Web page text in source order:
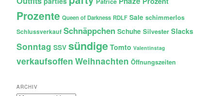
Prozente Queen of Darkness RDLF Sale schimmerlos
Schlussverkauf Schnäppchen Schuhe Silvester Slacks
Sonntag SSV sündige Tomto Valentinstag
verkaufsoffen Weihnachten Öffnungszeiten
ARCHIV